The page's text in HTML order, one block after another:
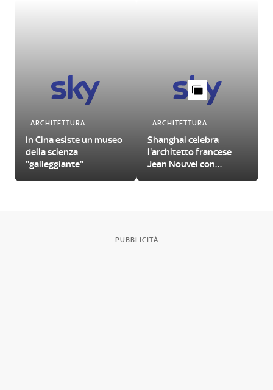
ARCHITETTURA
In Cina esiste un museo
della scienza
"galleggiante"
ARCHITETTURA
Shanghai celebra
l'architetto francese
Jean Nouvel con
PUBBLICITÀ